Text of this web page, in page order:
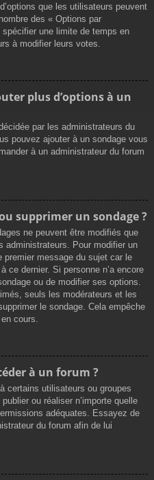
que les utilisateurs peuvent
des « Options par
une limite de temps en
à modifier leurs votes.
plus d’options à un
par les administrateurs du
pouvez ajouter à un sondage vous
à un administrateur du forum
supprimer un sondage ?
ne peuvent être modifiés que
administrateurs. Pour modifier un
message du sujet car le
ce dernier. Si personne n’a encore
ou de modifier ses options.
seuls les modérateurs et les
le sondage. Cela empêche
cours.
à un forum ?
certains utilisateurs ou groupes
ou réaliser n’importe quelle
adéquates. Essayez de
du forum afin de lui